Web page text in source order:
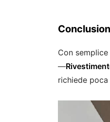
Con semplice
—
richiede